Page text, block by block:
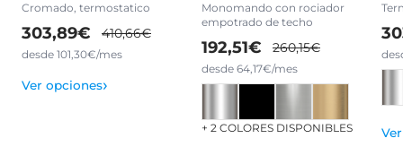
Cromado, termostatico
303,89€ 410,66€
desde 101,30€/mes
Ver opciones›
Monomando con rociador
empotrado de techo
192,51€ 260,15€
desde 64,17€/mes
+ 2 COLORES DISPONIBLES